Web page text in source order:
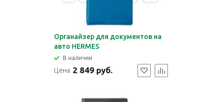
Органайзер для документов на
авто HERMES
В наличии
Цена 2 849 руб.